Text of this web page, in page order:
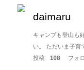
daimaru
キャンプも登山も
い。 ただいま子育
投稿
108 フォ